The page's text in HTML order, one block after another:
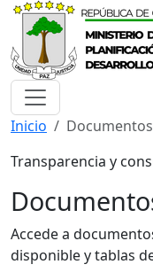
Inicio
Transparencia y
Accede a
disponible y tablas